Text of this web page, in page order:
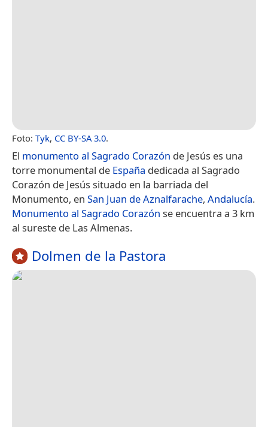
Foto: Tyk, CC BY-SA 3.0.
El monumento al Sagrado Corazón de Jesús es una
torre monumental de España dedicada al Sagrado
Corazón de Jesús situado en la barriada del
Monumento, en San Juan de Aznalfarache, Andalucía.
Monumento al Sagrado Corazón se encuentra a 3 km
al sureste de Las Almenas.
Dolmen de la Pastora